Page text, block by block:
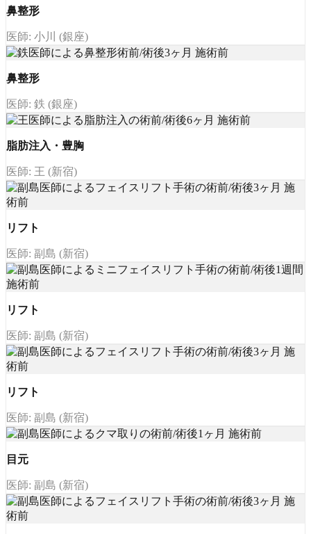
鼻整形
医師: 小川 (銀座)
鼻整形
医師: 鉄 (銀座)
脂肪注入・豊胸
医師: 王 (新宿)
リフト
医師: 副島 (新宿)
リフト
医師: 副島 (新宿)
リフト
医師: 副島 (新宿)
目元
医師: 副島 (新宿)